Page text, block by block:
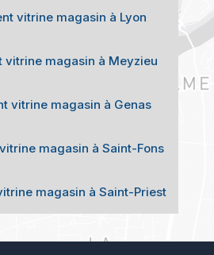
vitrine magasin à Lyon
vitrine magasin à Meyzieu
vitrine magasin à Genas
magasin à Saint-Fons
magasin à Saint-Priest